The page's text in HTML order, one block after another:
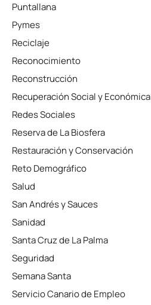
Puntallana
Pymes
Reciclaje
Reconocimiento
Reconstrucción
Recuperación Social y Económica
Redes Sociales
Reserva de La Biosfera
Restauración y Conservación
Reto Demográfico
Salud
San Andrés y Sauces
Sanidad
Santa Cruz de La Palma
Seguridad
Semana Santa
Servicio Canario de Empleo